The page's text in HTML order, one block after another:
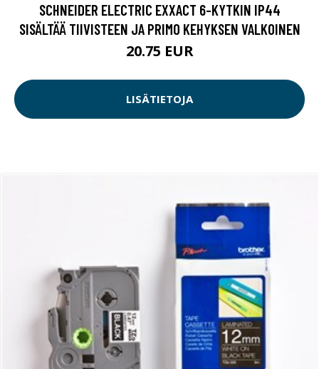
SCHNEIDER ELECTRIC EXXACT 6-KYTKIN IP44
SISÄLTÄÄ TIIVISTEEN JA PRIMO KEHYKSEN VALKOINEN
20.75 EUR
LISÄTIETOJA